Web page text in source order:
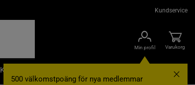
Kundservice
Min profil
500 välkomstpoäng för nya medlemmar
Varukorg
Kampanjer